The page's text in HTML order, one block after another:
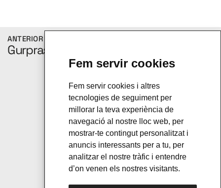
Fem servir cookies
Fem servir cookies i altres
tecnologies de seguiment per
millorar la teva experiència de
navegació al nostre lloc web, per
mostrar-te contingut personalitzat i
anuncis interessants per a tu, per
analitzar el nostre tràfic i entendre
d’on venen els nostres visitants.
ANTERIOR
Gurprasad